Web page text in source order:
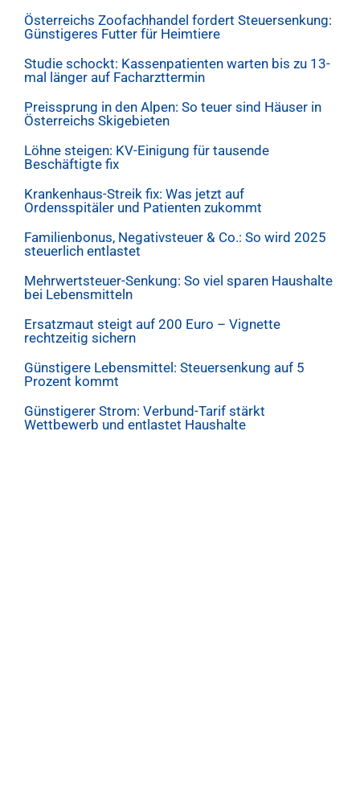
Österreichs Zoofachhandel fordert Steuersenkung:
Günstigeres Futter für Heimtiere
Studie schockt: Kassenpatienten warten bis zu 13-
mal länger auf Facharzttermin
Preissprung in den Alpen: So teuer sind Häuser in
Österreichs Skigebieten
Löhne steigen: KV-Einigung für tausende
Beschäftigte fix
Krankenhaus-Streik fix: Was jetzt auf
Ordensspitäler und Patienten zukommt
Familienbonus, Negativsteuer & Co.: So wird 2025
steuerlich entlastet
Mehrwertsteuer-Senkung: So viel sparen Haushalte
bei Lebensmitteln
Ersatzmaut steigt auf 200 Euro – Vignette
rechtzeitig sichern
Günstigere Lebensmittel: Steuersenkung auf 5
Prozent kommt
Günstigerer Strom: Verbund-Tarif stärkt
Wettbewerb und entlastet Haushalte